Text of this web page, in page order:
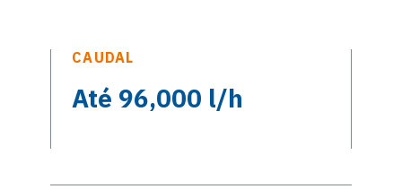
CAUDAL
Até 96,000 l/h